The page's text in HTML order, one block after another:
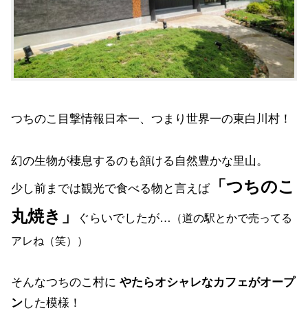
つちのこ目撃情報日本一、つまり世界一の東白川村！
幻の生物が棲息するのも頷ける自然豊かな里山。
少し前までは観光で食べる物と言えば「つちのこ
丸焼き」
ぐらいでしたが…
（道の駅とかで売ってる
アレね（笑））
そんなつちのこ村に やたらオシャレなカフェがオープ
ンした模様！